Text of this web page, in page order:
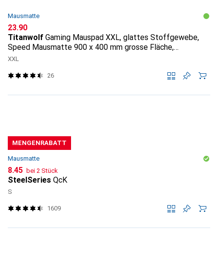
Mausmatte
CHF
23.90
Titanwolf Gaming Mauspad XXL, glattes Stoffgewebe,
Speed Mausmatte 900 x 400 mm grosse Fläche,
Topography
XXL
26
MENGENRABATT
Mausmatte
CHF
8.45 bei 2 Stück
SteelSeries QcK
S
1609